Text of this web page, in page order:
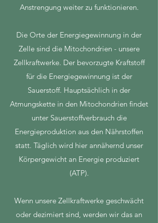
Anstrengung weiter zu funktionieren.
Die Orte der Energiegewinnung in der
Zelle sind die Mitochondrien - unsere
Zellkraftwerke. Der bevorzugte Kraftstoff
für die Energiegewinnung ist der
Sauerstoff. Hauptsächlich in der
Atmungskette in den Mitochondrien findet
unter Sauerstoffverbrauch die
Energieproduktion aus den Nährstoffen
statt. Täglich wird hier annähernd unser
Körpergewicht an Energie produziert
(ATP).
Wenn unsere Zellkraftwerke geschwächt
oder dezimiert sind, werden wir das an